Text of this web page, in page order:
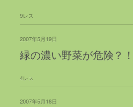
9レス
2007年5月19日
緑の濃い野菜が危険？！
4レス
2007年5月18日